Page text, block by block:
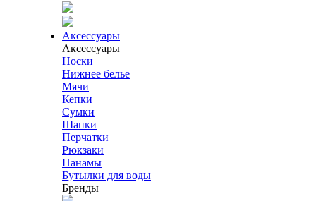
Аксессуары
Аксессуары
Носки
Нижнее белье
Мячи
Кепки
Сумки
Шапки
Перчатки
Рюкзаки
Панамы
Бутылки для воды
Бренды